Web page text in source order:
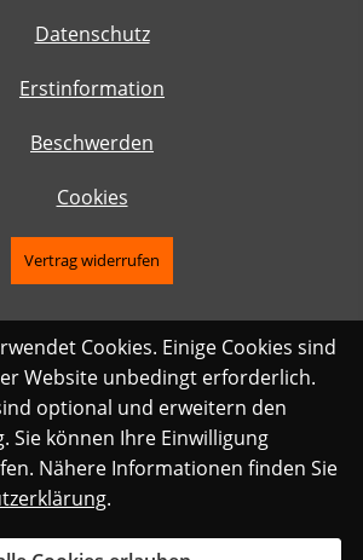
Datenschutz
Erstinformation
Beschwerden
Cookies
Vertrag widerrufen
Cookies. Einige Cookies sind
Website unbedingt erforderlich.
optional und erweitern den
Sie können Ihre Einwilligung
Nähere Informationen finden Sie
.